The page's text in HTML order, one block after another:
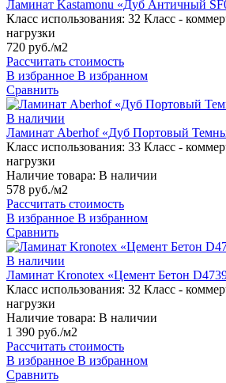
Ламинат Kastamonu «Дуб Античный
Класс использования: 32 Класс -
нагрузки
720 руб./м2
Рассчитать стоимость
В избранное В избранном
Сравнить
В наличии
Ламинат Aberhof «Дуб Портовый
Класс использования: 33 Класс -
нагрузки
Наличие товара: В наличии
578 руб./м2
Рассчитать стоимость
В избранное В избранном
Сравнить
В наличии
Ламинат Kronotex «Цемент Бетон
Класс использования: 32 Класс -
нагрузки
Наличие товара: В наличии
1 390 руб./м2
Рассчитать стоимость
В избранное В избранном
Сравнить